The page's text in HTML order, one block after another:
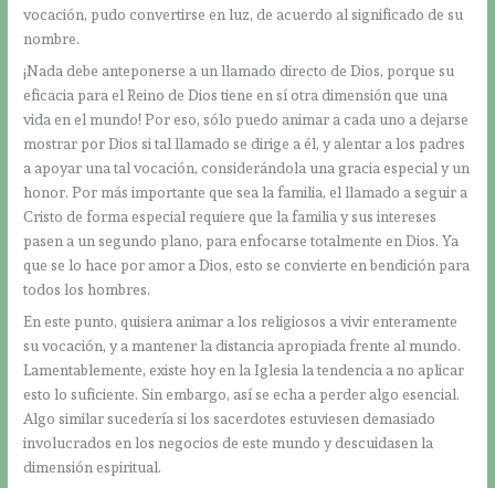
vocación, pudo convertirse en luz, de acuerdo al significado de su
nombre.
¡Nada debe anteponerse a un llamado directo de Dios, porque su
eficacia para el Reino de Dios tiene en sí otra dimensión que una
vida en el mundo! Por eso, sólo puedo animar a cada uno a dejarse
mostrar por Dios si tal llamado se dirige a él, y alentar a los padres
a apoyar una tal vocación, considerándola una gracia especial y un
honor. Por más importante que sea la familia, el llamado a seguir a
Cristo de forma especial requiere que la familia y sus intereses
pasen a un segundo plano, para enfocarse totalmente en Dios. Ya
que se lo hace por amor a Dios, esto se convierte en bendición para
todos los hombres.
En este punto, quisiera animar a los religiosos a vivir enteramente
su vocación, y a mantener la distancia apropiada frente al mundo.
Lamentablemente, existe hoy en la Iglesia la tendencia a no aplicar
esto lo suficiente. Sin embargo, así se echa a perder algo esencial.
Algo similar sucedería si los sacerdotes estuviesen demasiado
involucrados en los negocios de este mundo y descuidasen la
dimensión espiritual.